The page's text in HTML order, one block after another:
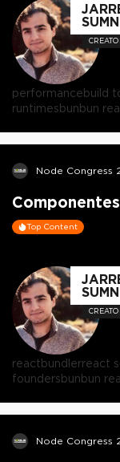
performancebuild
runtimesbunbun
Node Congress
Top Content
reactbundlerreact
foundersbunbun
Node Congress